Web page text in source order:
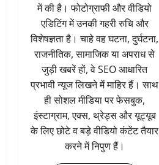
में की है। फोटोग्राफी और वीडियो
एडिटिंग में उनकी गहरी रुचि और
विशेषज्ञता है। चाहे वह घटना, दुर्घटना,
राजनीतिक, सामाजिक या अपराध से
जुड़ी खबरें हों, वे SEO आधारित
प्रभावी न्यूज लिखने में माहिर हैं। साथ
ही सोशल मीडिया पर फेसबुक,
इंस्टाग्राम, एक्स, थ्रेड्स और यूट्यूब
के लिए छोटे व बड़े वीडियो कंटेंट तैयार
करने में निपुण हैं।